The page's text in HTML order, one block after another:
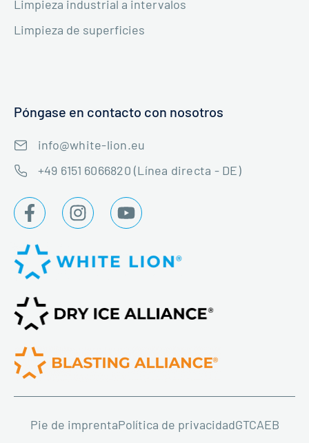
Limpieza industrial a intervalos
Limpieza de superficies
Póngase en contacto con nosotros
info@white-lion.eu
+49 6151 6066820 (Línea directa - DE)
Pie de imprentaPolítica de privacidadGTCAEB